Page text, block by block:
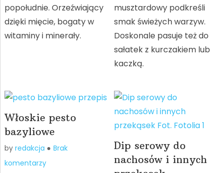
popołudnie. Orzeźwiający
dzięki mięcie, bogaty w
witaminy i minerały.
musztardowy podkreśli
smak świeżych warzyw.
Doskonale pasuje też do
sałatek z kurczakiem lub
kaczką.
Włoskie pesto
bazyliowe
by redakcja
Brak
komentarzy
Dip serowy do
nachosów i innych